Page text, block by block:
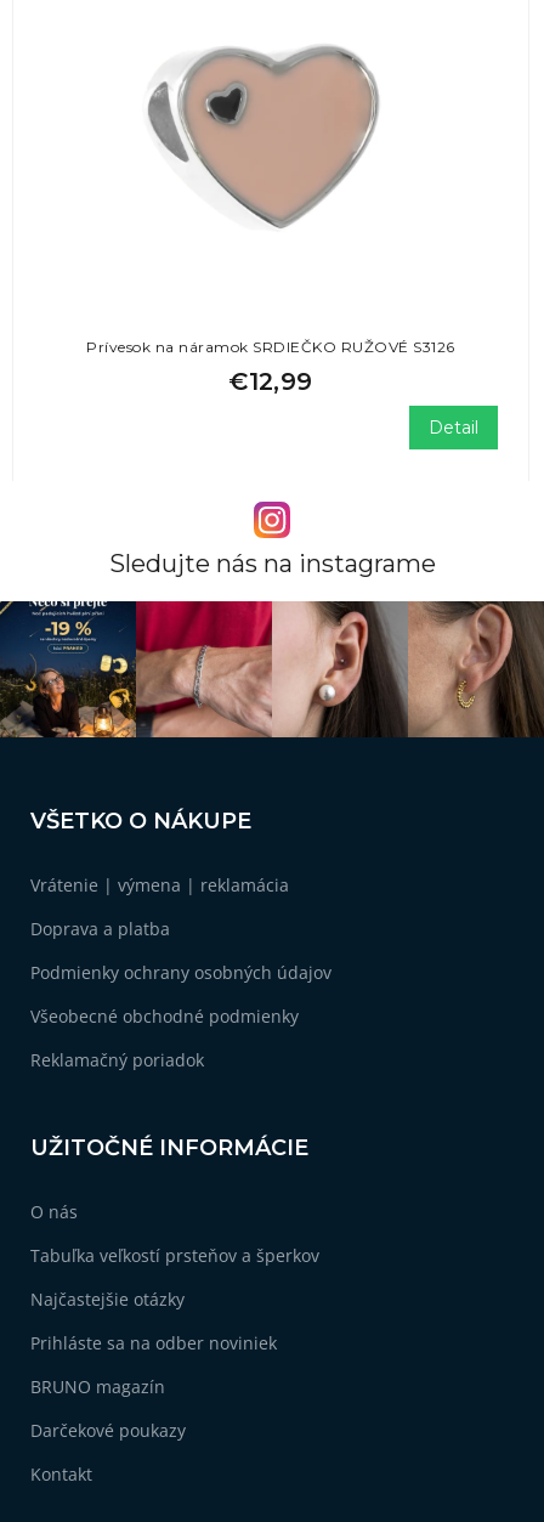
Prívesok na náramok SRDIEČKO RUŽOVÉ S3126
€12,99
Detail
Sledujte nás na instagrame
VŠETKO O NÁKUPE
Vrátenie | výmena | reklamácia
Doprava a platba
Podmienky ochrany osobných údajov
Všeobecné obchodné podmienky
Reklamačný poriadok
UŽITOČNÉ INFORMÁCIE
O nás
Tabuľka veľkostí prsteňov a šperkov
Najčastejšie otázky
Prihláste sa na odber noviniek
BRUNO magazín
Darčekové poukazy
Kontakt